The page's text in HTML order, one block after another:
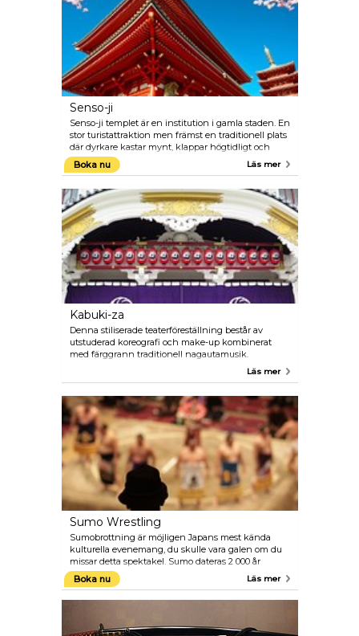
Senso-ji
Senso-ji templet är en institution i gamla staden. En
stor turistattraktion men främst en traditionell plats
där dyrkare kastar mynt, klappar högtidligt och
bugar inför en bild av Kannon, Gudinnan av
medkänsla.
Boka nu Läs mer
Kabuki-za
Denna stiliserade teaterföreställning består av
utstuderad koreografi och make-up kombinerat
med färggrann traditionell nagautamusik.
Styckena är dramatiska och spännande, men på
1600-talet var kvinnliga Kabuki-artister förbjudna så
Läs mer
Sumo Wrestling
Sumobrottning är möjligen Japans mest kända
kulturella evenemang, du skulle vara galen om du
missar detta spektakel. Sumo dateras 2 000 år
tillbaka i tiden och är Japans nationalsport, som
sådan kombinerar den religiösa, atletiska och
traditionella inslag.
Boka nu Läs mer